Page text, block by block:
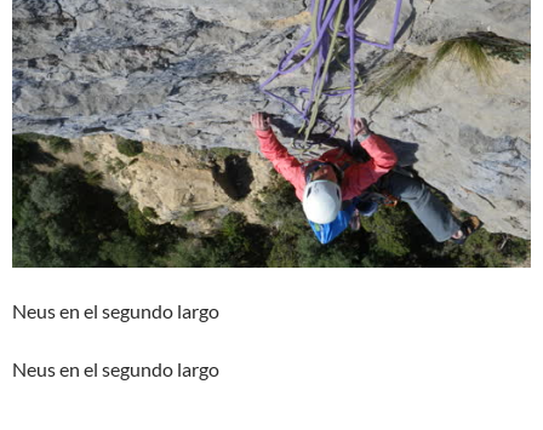
Neus en el segundo largo
Neus en el segundo largo